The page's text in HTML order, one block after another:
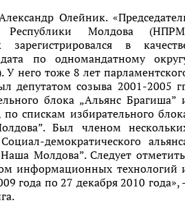
Олейник.
Республики Молдова
в
по одномандатному
него тоже 8 лет
депутатом созыва 2001-2005
блока „Альянс Брагиша”
по спискам избирательного
Был членом
демократического
Молдова”. Следует
информационных технологий
года по 27 декабря 2010 года»,